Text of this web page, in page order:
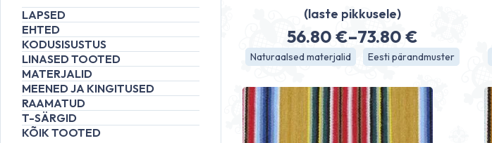
LAPSED
EHTED
KODUSISUSTUS
LINASED TOOTED
MATERJALID
MEENED JA KINGITUSED
RAAMATUD
T-SÄRGID
KÕIK TOOTED
(laste pikkusele)
56.80€–73.80€
Hinnavahemik:
56.80 €
kuni
73.80 €
Naturaalsed materjalid Eesti pärandmuster